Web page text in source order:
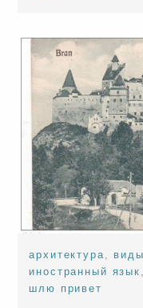
архитектура
иностранный язык
шлю привет